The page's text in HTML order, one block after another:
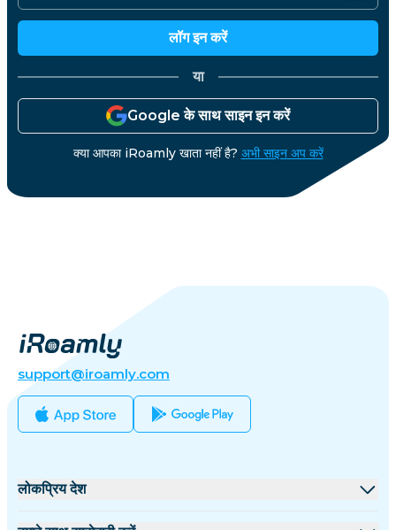
लॉग इन करें
या
Google के साथ साइन इन करें
क्या आपका iRoamly खाता नहीं है? अभी साइन अप करें
support@iroamly.com
लोकप्रिय देश
संयुक्त राज्य